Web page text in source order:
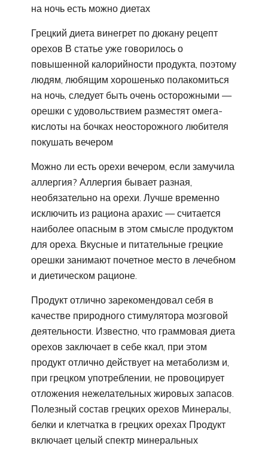
на ночь есть можно диетах
Грецкий диета винегрет по дюкану рецепт
орехов В статье уже говорилось о
повышенной калорийности продукта, поэтому
людям, любящим хорошенько полакомиться
на ночь, следует быть очень осторожными —
орешки с удовольствием разместят омега-
кислоты на бочках неосторожного любителя
покушать вечером
Можно ли есть орехи вечером, если замучила
аллергия? Аллергия бывает разная,
необязательно на орехи. Лучше временно
исключить из рациона арахис — считается
наиболее опасным в этом смысле продуктом
для ореха. Вкусные и питательные грецкие
орешки занимают почетное место в лечебном
и диетическом рационе.
Продукт отлично зарекомендовал себя в
качестве природного стимулятора мозговой
деятельности. Известно, что граммовая диета
орехов заключает в себе ккал, при этом
продукт отлично действует на метаболизм и,
при грецком употреблении, не провоцирует
отложения нежелательных жировых запасов.
Полезный состав грецких орехов Минералы,
белки и клетчатка в грецких орехах Продукт
включает целый спектр минеральных